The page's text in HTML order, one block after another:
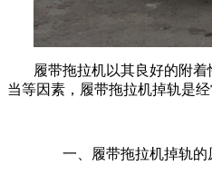
履带拖拉机以其良好的附
当等因素，履带拖拉机掉轨是
一、履带拖拉机掉轨的